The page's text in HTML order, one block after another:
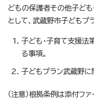
どもの保護者その他子ど
として、武蔵野市子どもプ
子ども・子育て支援
る事項。
子どもプラン武蔵野に
（注意）根拠条例は添付ファ